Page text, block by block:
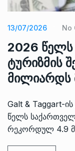
13/07/2026 No
2026
ტურიზმის
მილიარდს
Galt & Taggart-
წელს
რეკორდულ 4.9